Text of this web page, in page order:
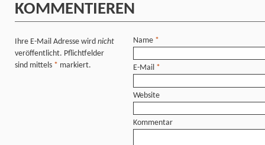
KOMMENTIEREN
Ihre E-Mail Adresse wird nicht
veröffentlicht. Pflichtfelder
sind mittels * markiert.
Name *
E-Mail *
Website
Kommentar